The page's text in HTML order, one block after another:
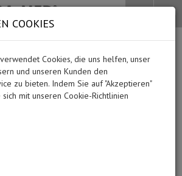
Alle Kategorien
BEKLEIDUNG
Alle Kategorien
MEDIZINISCHE
Ergebnisse)
Ergebnisse)
Alle anzeigen
Alle Kategorien
DIAGNOSTIK &
Ihr Warenkorb ist momentan leer.
Ergebnisse () Fertig
Search
COOKIES
Cookies, die uns helfen, unser
und unseren Kunden den
zu bieten. Indem Sie auf "Akzeptieren"
mit unseren Cookie-Richtlinien